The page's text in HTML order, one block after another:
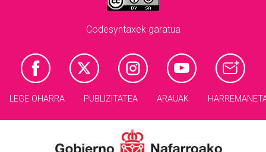
Codesyntaxek garatua
LEGE OHARRA PUBLIZITATEA ARAUAK